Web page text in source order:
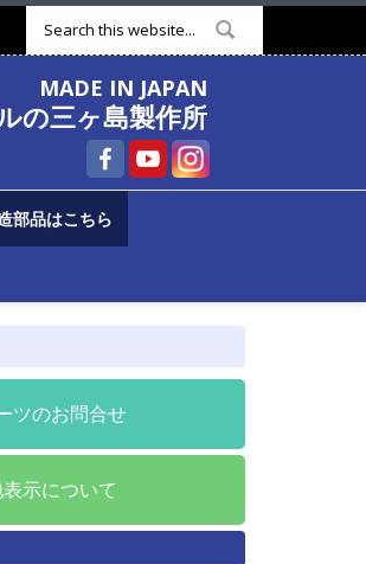
検索フォーム
MADE IN JAPAN
の三ヶ島製作所
部品はこちら
ツのお問合せ
示について